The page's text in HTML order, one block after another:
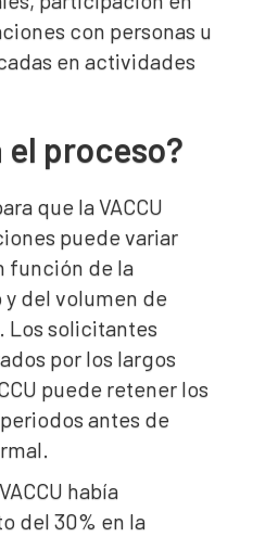
con personas u
en actividades
proceso?
que la VACCU
puede variar
función de la
del volumen de
Los solicitantes
por los largos
puede retener los
antes de
había
del 30% en la